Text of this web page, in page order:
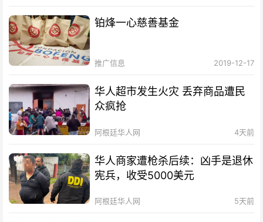
铂烽一心慈善基金
推广信息 2019-12-17
华人超市发生火灾 丢弃商品遭民
众疯抢
阿根廷华人网 4天前
华人商家遭枪杀后续：凶手是退休
宪兵，收受5000美元
阿根廷华人网 5天前